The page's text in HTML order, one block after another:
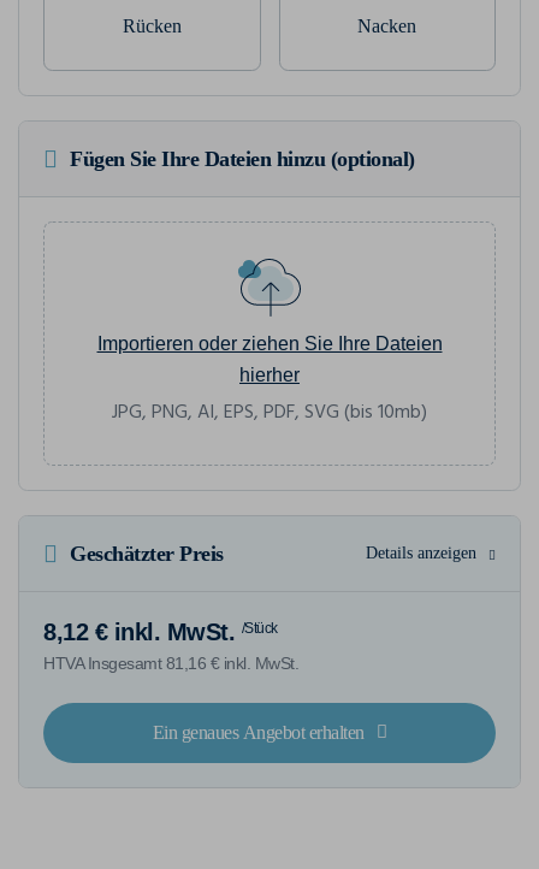
Rücken Nacken
Fügen Sie Ihre Dateien hinzu (optional)
Importieren oder ziehen Sie Ihre Dateien
hierher
JPG, PNG, AI, EPS, PDF, SVG (bis 10mb)
Geschätzter Preis Details anzeigen
8,12 € inkl. MwSt. /Stück
HTVA Insgesamt 81,16 € inkl. MwSt.
Ein genaues Angebot erhalten